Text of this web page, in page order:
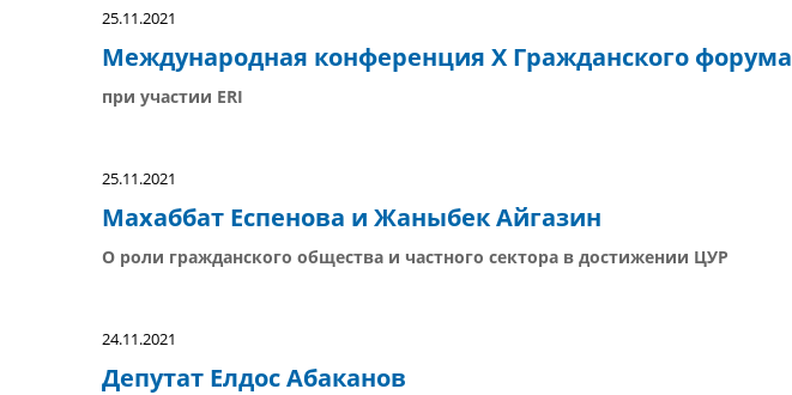
25.11.2021
Международная конференция X Гражданского форума
при участии ERI
25.11.2021
Махаббат Еспенова и Жаныбек Айгазин
О роли гражданского общества и частного сектора в достижении ЦУР
24.11.2021
Депутат Елдос Абаканов